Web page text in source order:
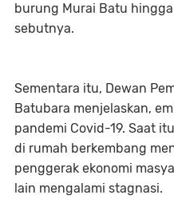
burung Murai Batu
sebutnya.
Sementara itu, Dewan
Batubara menjelaskan,
pandemi Covid-19. Saat
di rumah berkembang
penggerak ekonomi
lain mengalami stagnasi.